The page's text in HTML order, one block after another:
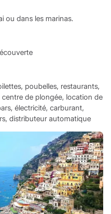
ou dans les marinas.
poubelles, restaurants,
de plongée, location de
électricité, carburant,
distributeur automatique